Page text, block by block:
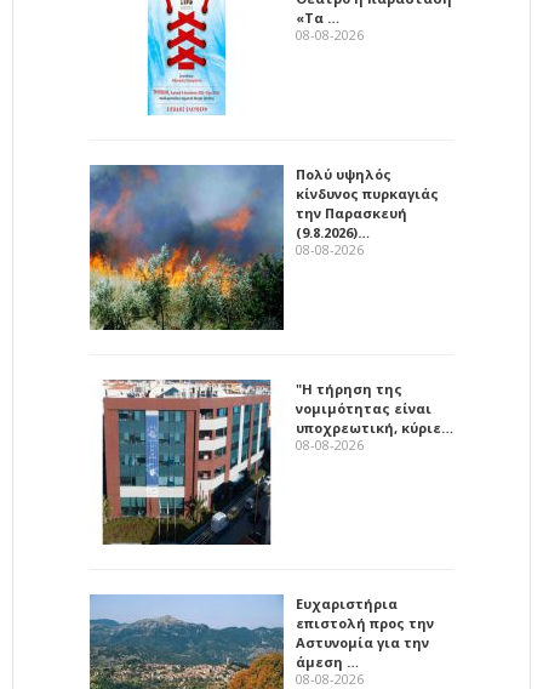
«Τα …
08-08-2026
Πολύ υψηλός
κίνδυνος πυρκαγιάς
την Παρασκευή
(9.8.2026)…
08-08-2026
"Η τήρηση της
νομιμότητας είναι
υποχρεωτική, κύριε…
08-08-2026
Ευχαριστήρια
επιστολή προς την
Αστυνομία για την
άμεση …
08-08-2026